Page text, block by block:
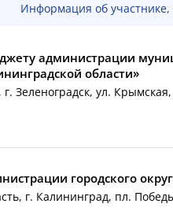
Информация об
администрации
области»
Зеленоградск, ул.
городского
г. Калининград, пл.